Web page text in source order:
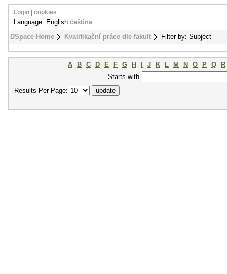
DSpace Home Kvalifikační práce dle fakult Filter by: Subject
Login cookies
Language: English čeština
A B C D E F G H J K L M N O P Q
R
Starts with
Results Per Page: